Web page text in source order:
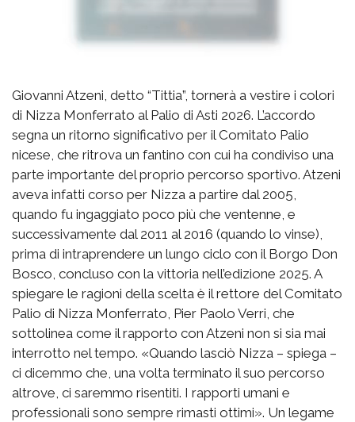
Giovanni Atzeni, detto “Tittia”, tornerà a vestire i colori
di Nizza Monferrato al Palio di Asti 2026. L’accordo
segna un ritorno significativo per il Comitato Palio
nicese, che ritrova un fantino con cui ha condiviso una
parte importante del proprio percorso sportivo. Atzeni
aveva infatti corso per Nizza a partire dal 2005,
quando fu ingaggiato poco più che ventenne, e
successivamente dal 2011 al 2016 (quando lo vinse),
prima di intraprendere un lungo ciclo con il Borgo Don
Bosco, concluso con la vittoria nell’edizione 2025. A
spiegare le ragioni della scelta è il rettore del Comitato
Palio di Nizza Monferrato, Pier Paolo Verri, che
sottolinea come il rapporto con Atzeni non si sia mai
interrotto nel tempo. «Quando lasciò Nizza – spiega –
ci dicemmo che, una volta terminato il suo percorso
altrove, ci saremmo risentiti. I rapporti umani e
professionali sono sempre rimasti ottimi». Un legame